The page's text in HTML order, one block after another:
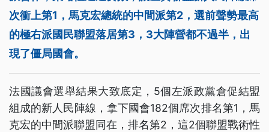
次衝上第1，馬克宏總統的中間派第2，選前聲勢最高
的極右派國民聯盟落居第3，3大陣營都不過半，出
現了僵局國會。
法國議會選舉結果大致底定，5個左派政黨倉促結盟
組成的新人民陣線，拿下國會182個席次排名第1，馬
克宏的中間派聯盟同在，排名第2，這2個聯盟戰術性